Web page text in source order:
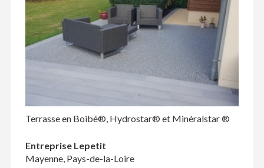
Terrasse en Boibé®, Hydrostar® et Minéralstar ®
Entreprise Lepetit
Mayenne, Pays-de-la-Loire